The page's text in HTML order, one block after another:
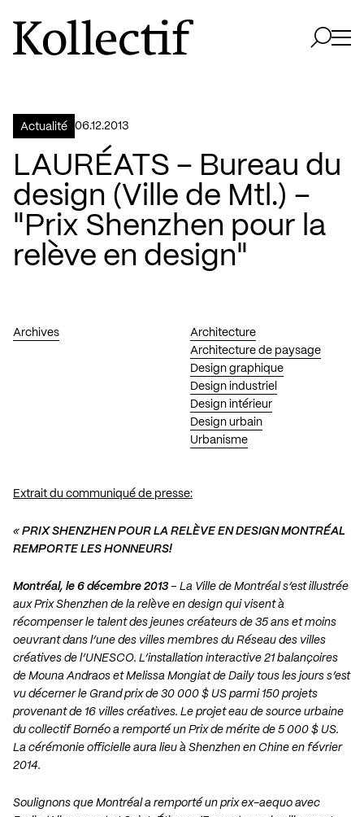
Aller à la page d'accueil
Logo Kollectif
Actualité 06.12.2013
LAURÉATS – Bureau du
design (Ville de Mtl.) –
"Prix Shenzhen pour la
relève en design"
Archives
Architecture
Architecture de paysage
Design graphique
Design industriel
Design intérieur
Design urbain
Urbanisme
Extrait du communiqué de presse:
« PRIX SHENZHEN POUR LA RELÈVE EN DESIGN MONTRÉAL
REMPORTE LES HONNEURS!
Montréal, le 6 décembre 2013 – La Ville de Montréal s’est illustrée
aux Prix Shenzhen de la relève en design qui visent à
récompenser le talent des jeunes créateurs de 35 ans et moins
oeuvrant dans l’une des villes membres du Réseau des villes
créatives de l’UNESCO. L’installation interactive 21 balançoires
de Mouna Andraos et Melissa Mongiat de Daily tous les jours s’est
vu décerner le Grand prix de 30 000 $ US parmi 150 projets
provenant de 16 villes créatives. Le projet eau de source urbaine
du collectif Bornéo a remporté un Prix de mérite de 5 000 $ US.
La cérémonie officielle aura lieu à Shenzhen en Chine en février
2014.
Soulignons que Montréal a remporté un prix ex-aequo avec